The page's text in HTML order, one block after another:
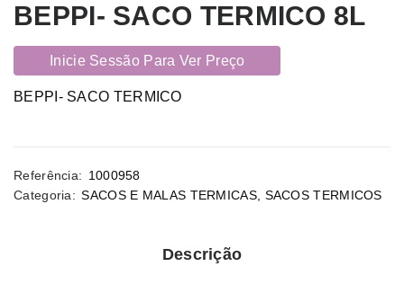
BEPPI- SACO TERMICO 8L
Inicie Sessão Para Ver Preço
BEPPI- SACO TERMICO
Referência: 1000958
Categoria: SACOS E MALAS TERMICAS, SACOS TERMICOS
Descrição